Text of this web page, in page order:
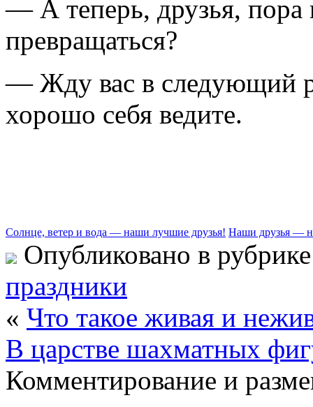
— А теперь, друзья, пора
превращаться?
— Жду вас в следующий
хорошо себя ведите.
Солнце, ветер и вода — наши лучшие друзья! Наши друзья —
Опубликовано в
праздники
« Что такое живая и
В царстве шахматных
Комментирование и